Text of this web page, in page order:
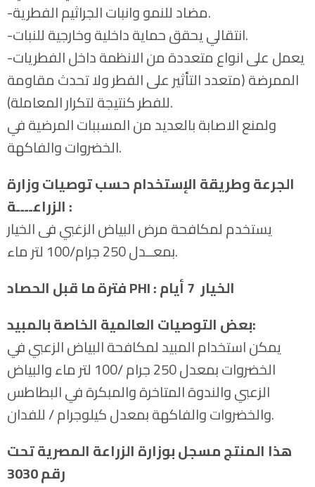
-مضاد للنمو وانبات الجراثيم الفطرية.
-انتقالي يحقق حماية داخلية وخارجية للنبات.
-يعمل على انواع متعددة من الانظمة داخل الفطريات
الممرضة (متعدد التأثير على الفطر ولا تحدث مقاومة
للفطر كنتيجة لتكرار المعاملة).
ولمنع الاصابة بالعديد من المسببات المرضية في
الخضروات والفاكهة.
الجرعة وطريقة الإستخدام حسب توصيات وزارة
الزراعــــة :
يستخدم لمكافحة مرض البياض الزغبي فى الخيار
بمعــدل 250 جرام/100 لتر ماء.
PHI
: الخيار 7 أيام
بعض التوصيات العالمية الخاصة بالمبيد:
يمكن استخدام المبيد لمكافحة البياض الزعبي في
الخضروات بمعدل 250 جرام /100 لتر ماء والبياض
الزعبي والندوة المتاخرة والمبكرة في البطاطس
والخضروات والفاكهة بمعدل كيلوجرام / للفدان.
هذا المنتج مسجل بوزارة الزراعة المصرية تحت
رقم 3030